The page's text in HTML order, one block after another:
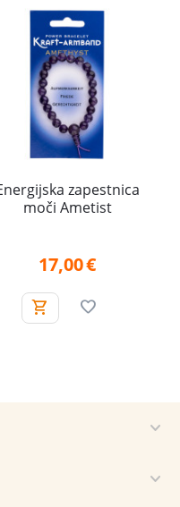
zapestnica
moči Ametist
17,00€